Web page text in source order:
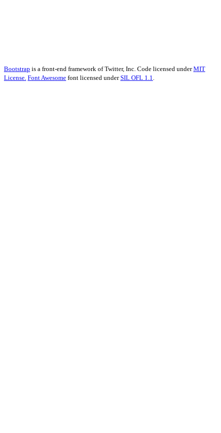
Bootstrap is a front-end framework of Twitter, Inc. Code licensed underMIT
License. Font Awesome font licensed underSIL OFL 1.1.